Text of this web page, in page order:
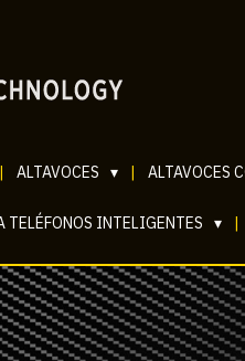
ALTAVOCES ▾ ALTAVOCES
TELÉFONOS INTELIGENTES ▾